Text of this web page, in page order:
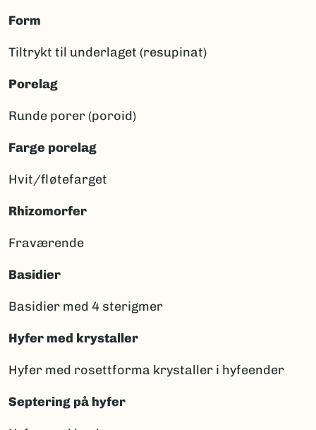
Form
Tiltrykt til underlaget (resupinat)
Porelag
Runde porer (poroid)
Farge porelag
Hvit/fløtefarget
Rhizomorfer
Fraværende
Basidier
Basidier med 4 sterigmer
Hyfer med krystaller
Hyfer med rosettforma krystaller i hyfeender
Septering på hyfer